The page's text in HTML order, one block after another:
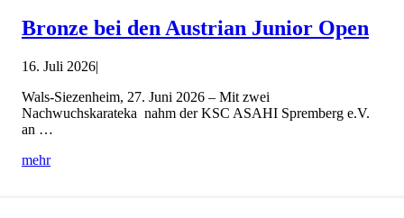
Bronze bei den Austrian Junior Open
16. Juli 2026|
Wals-Siezenheim, 27. Juni 2026 – Mit zwei
Nachwuchskarateka nahm der KSC ASAHI Spremberg e.V.
an …
mehr